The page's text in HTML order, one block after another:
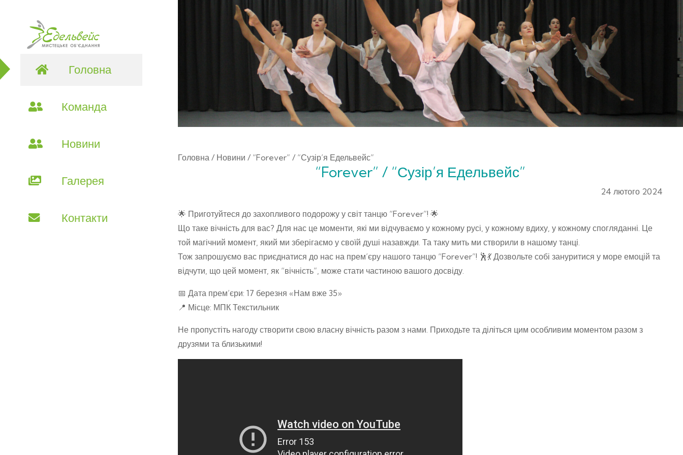
Головна
Команда
Новини
Галерея
Контакти
Головна / Новини / “Forever” / “Сузір’я Едельвейс”
“Forever” / “Сузір’я Едельвейс”
24 лютого 2024
🌟 Приготуйтеся до захопливого подорожу у світ танцю “Forever”! 🌟
Що таке вічність для вас? Для нас це моменти, які ми відчуваємо у кожному русі, у кожному вдиху, у кожному спогляданні. Це
той магічний момент, який ми зберігаємо у своїй душі назавжди. Та таку мить ми створили в нашому танці.
Тож запрошуємо вас приєднатися до нас на прем’єру нашого танцю “Forever”! 🕺💃 Дозвольте собі зануритися у море емоцій та
відчути, що цей момент, як “вічність”, може стати частиною вашого досвіду.
📅 Дата прем’єри: 17 березня «Нам вже 35»
📍 Місце: МПК Текстильник
Не пропустіть нагоду створити свою власну вічність разом з нами. Приходьте та діліться цим особливим моментом разом з
друзями та близькими!